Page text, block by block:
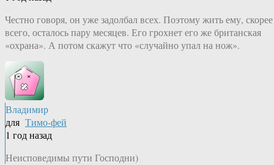
Честно говоря, он уже задолбал всех. Поэтому жить ему, скорее
всего, осталось пару месяцев. Его грохнет его же британская
«охрана». А потом скажут что «случайно упал на нож».
Владимир
для Тимо-фей
1 год назад
Неисповедимы пути Господни)